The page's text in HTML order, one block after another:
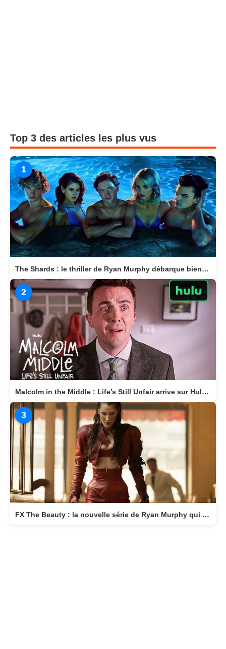
Top 3 des articles les plus vus
1
The Shards : le thriller de Ryan Murphy débarque bientôt sur Disney+
2
Malcolm in the Middle : Life’s Still Unfair arrive sur Hulu le 10 avril 2026
3
FX The Beauty : la nouvelle série de Ryan Murphy qui transforme la beauté en arme fatale